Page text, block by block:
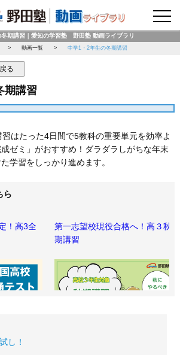
期講習｜愛知の学習塾 野田塾 動画ライブラリ
動画一覧 中学1・2年生の冬期講習
る
期講習
はたった4日間で5教科の重要単元を効率よ
ゼミ」がおすすめ！ダラダラしがちな年末
学習をしっかり進めます。
ら
！高3全
第一志望校現役合格へ！高３秋
期講習
し！